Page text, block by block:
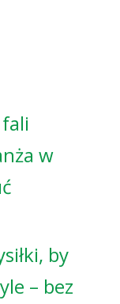
w
by
– bez